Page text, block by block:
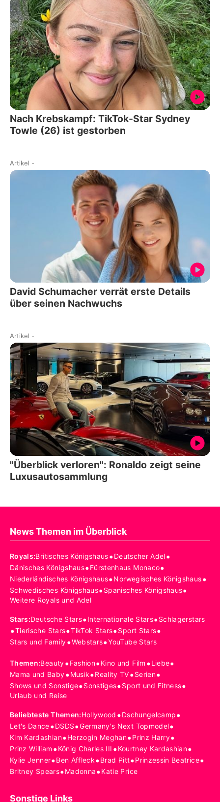
Nach Krebskampf: TikTok-Star Sydney
Towle (26) ist gestorben
Artikel -
David Schumacher verrät erste Details
über seinen Nachwuchs
Artikel -
"Überblick verloren": Ronaldo zeigt seine
Luxusautosammlung
News Themen im Überblick
Royals:Britisches Königshaus•Deutscher Adel•
Dänisches Königshaus•Fürstenhaus Monaco•
Niederländisches Königshaus•Norwegisches Königshaus•
Schwedisches Königshaus•Spanisches Königshaus•
Weitere Royals und Adel
Stars:Deutsche Stars•Internationale Stars•Schlagerstars
•Tierische Stars•TikTok Stars•Sport Stars•
Stars und Family•Webstars•YouTube Stars
Themen:Beauty•Fashion•Kino und Film •Liebe•
Mama und Baby•Musik•Reality TV•Serien•
Shows und Sonstige•Sonstiges•Sport und Fitness•
Urlaub und Reise
Beliebteste Themen:Hollywood •Dschungelcamp•
Let's Dance•DSDS•Germany's Next Topmodel•
Kim Kardashian•Herzogin Meghan•Prinz Harry•
Prinz William •König Charles III •Kourtney Kardashian•
Kylie Jenner•Ben Affleck•Brad Pitt•Prinzessin Beatrice•
Britney Spears•Madonna•Katie Price
Sonstige Links